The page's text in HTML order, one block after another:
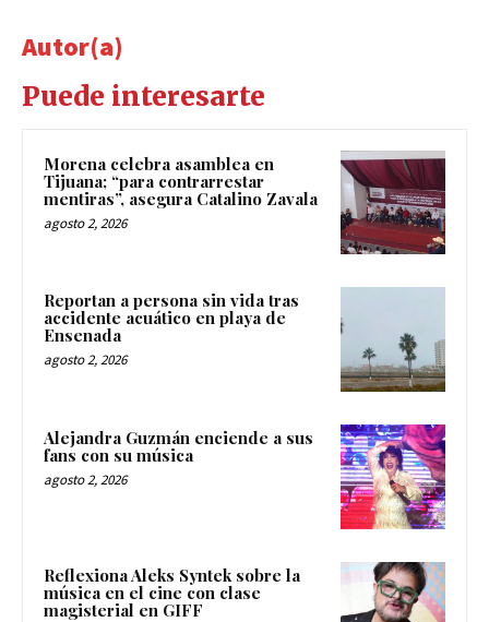
Autor(a)
Puede interesarte
Morena celebra asamblea en
Tijuana; “para contrarrestar
mentiras”, asegura Catalino Zavala
agosto 2, 2026
Reportan a persona sin vida tras
accidente acuático en playa de
Ensenada
agosto 2, 2026
Alejandra Guzmán enciende a sus
fans con su música
agosto 2, 2026
Reflexiona Aleks Syntek sobre la
música en el cine con clase
magisterial en GIFF